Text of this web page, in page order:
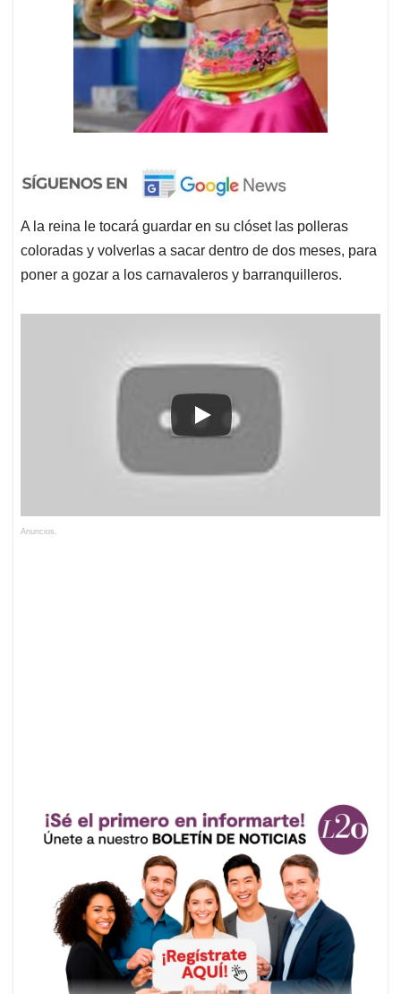
A la reina le tocará guardar en su clóset las polleras
coloradas y volverlas a sacar dentro de dos meses, para
poner a gozar a los carnavaleros y barranquilleros.
Anuncios.